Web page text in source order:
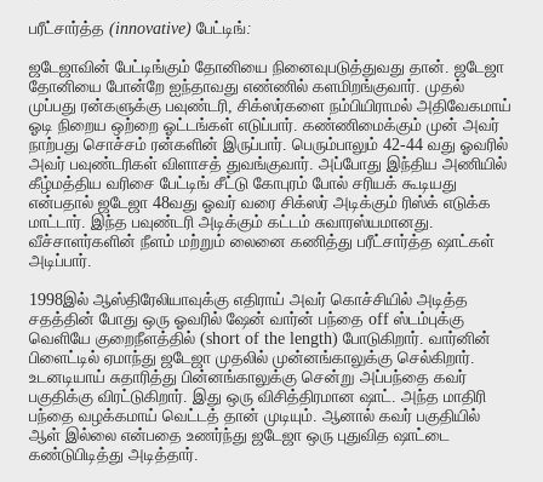
பரீட்சார்த்த (innovative) பேட்டிங் :
ஜடேஜாவின் பேட்டிங்கும் தோனியை நினைவுபடுத்துவது தான் ஜடேஜா
தோனியை போன்றே ஐந்தாவது எண்ணில் களமிறங்குவார் முதல்
முப்பது ரன்களுக்கு பவுண்டரி சிக்ஸர்களை நம்பியிராமல் அதிவேகமாய்
ஓடி நிறைய ஒற்றை ஓட்டங்கள் எடுப்பார் கண்ணிமைக்கும் முன் அவர்
நாற்பது சொச்சம் ரன்களின் இருப்பார் பெரும்பாலும் 42-44 வது ஓவரில்
அவர் பவுண்டரிகள் விளாசத் துவங்குவார் அப்போது இந்திய அணியில்
கீழ்மத்திய வரிசை பேட்டிங் சீட்டு கோபுரம் போல் சரியக் கூடியது
என்பதால் ஜடேஜா 48வது ஓவர் வரை சிக்ஸர் அடிக்கும் ரிஸ்க் எடுக்க
மாட்டார் இந்த பவுண்டரி அடிக்கும் கட்டம் சுவாரஸ்யமானது
வீச்சாளர்களின் நீளம் மற்றும் லைனை கணித்து பரீட்சார்த்த ஷாட்கள்
அடிப்பார்
1998இல் ஆஸ்திரேலியாவுக்கு எதிராய் அவர் கொச்சியில் அடித்த
சதத்தின் போது ஒரு ஓவரில் ஷேன் வார்ன் பந்தை off ஸ்டம்புக்கு
வெளியே குறைநீளத்தில் (short of the length) போடுகிறார் வார்னின்
பிளைட்டில் ஏமாந்து ஜடேஜா முதலில் முன்னங்காலுக்கு செல்கிறார்
உடனடியாய் சுதாரித்து பின்னங்காலுக்கு சென்று அப்பந்தை கவர்
பகுதிக்கு விரட்டுகிறார் இது ஒரு விசித்திரமான ஷாட் அந்த மாதிரி
பந்தை வழக்கமாய் வெட்டத் தான் முடியும் ஆனால் கவர் பகுதியில்
ஆள் இல்லை என்பதை உணர்ந்து ஜடேஜா ஒரு புதுவித ஷாட்டை
கண்டுபிடித்து அடித்தார்